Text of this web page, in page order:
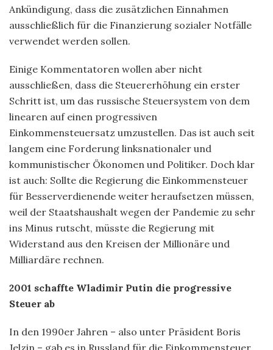
Ankündigung, dass die zusätzlichen Einnahmen
ausschließlich für die Finanzierung sozialer Notfälle
verwendet werden sollen.
Einige Kommentatoren wollen aber nicht
ausschließen, dass die Steuererhöhung ein erster
Schritt ist, um das russische Steuersystem von dem
linearen auf einen progressiven
Einkommensteuersatz umzustellen. Das ist auch seit
langem eine Forderung linksnationaler und
kommunistischer Ökonomen und Politiker. Doch klar
ist auch: Sollte die Regierung die Einkommensteuer
für Besserverdienende weiter heraufsetzen müssen,
weil der Staatshaushalt wegen der Pandemie zu sehr
ins Minus rutscht, müsste die Regierung mit
Widerstand aus den Kreisen der Millionäre und
Milliardäre rechnen.
2001 schaffte Wladimir Putin die progressive
Steuer ab
In den 1990er Jahren – also unter Präsident Boris
Jelzin – gab es in Russland für die Einkommensteuer